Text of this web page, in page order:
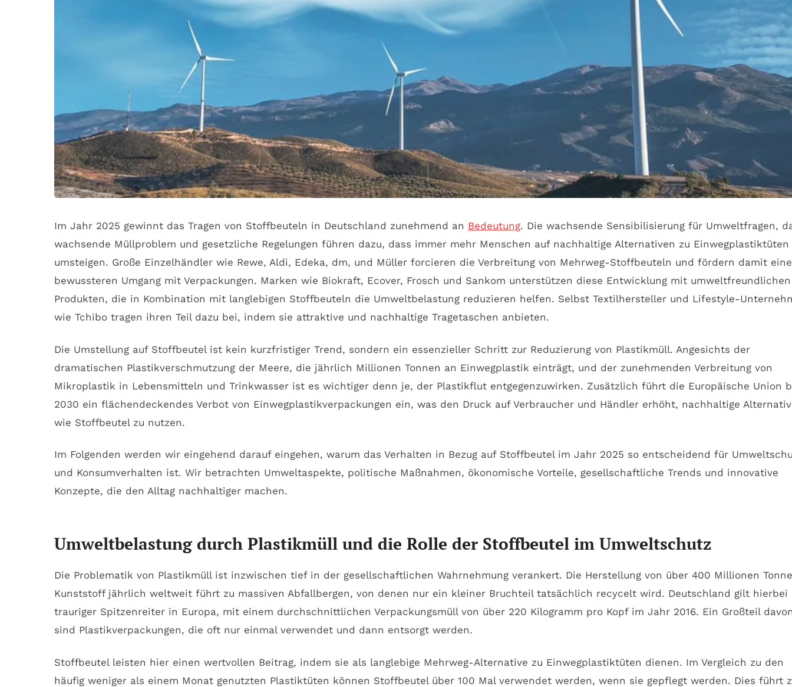
Im Jahr 2025 gewinnt das Tragen von Stoffbeuteln in Deutschland zunehmend an Bedeutung. Die wachsende Sensibilisierung für Umweltfragen,
wachsende Müllproblem und gesetzliche Regelungen führen dazu, dass immer mehr Menschen auf nachhaltige Alternativen zu Einwegplastiktüten
umsteigen. Große Einzelhändler wie Rewe, Aldi, Edeka, dm, und Müller forcieren die Verbreitung von Mehrweg-Stoffbeuteln und fördern damit
bewussteren Umgang mit Verpackungen. Marken wie Biokraft, Ecover, Frosch und Sankom unterstützen diese Entwicklung mit umweltfreundlichen
Produkten, die in Kombination mit langlebigen Stoffbeuteln die Umweltbelastung reduzieren helfen. Selbst Textilhersteller und Lifestyle-
wie Tchibo tragen ihren Teil dazu bei, indem sie attraktive und nachhaltige Tragetaschen anbieten.
Die Umstellung auf Stoffbeutel ist kein kurzfristiger Trend, sondern ein essenzieller Schritt zur Reduzierung von Plastikmüll. Angesichts der
dramatischen Plastikverschmutzung der Meere, die jährlich Millionen Tonnen an Einwegplastik einträgt, und der zunehmenden Verbreitung von
Mikroplastik in Lebensmitteln und Trinkwasser ist es wichtiger denn je, der Plastikflut entgegenzuwirken. Zusätzlich führt die Europäische Union
2030 ein flächendeckendes Verbot von Einwegplastikverpackungen ein, was den Druck auf Verbraucher und Händler erhöht, nachhaltige
wie Stoffbeutel zu nutzen.
Im Folgenden werden wir eingehend darauf eingehen, warum das Verhalten in Bezug auf Stoffbeutel im Jahr 2025 so entscheidend für
und Konsumverhalten ist. Wir betrachten Umweltaspekte, politische Maßnahmen, ökonomische Vorteile, gesellschaftliche Trends und innovative
Konzepte, die den Alltag nachhaltiger machen.
Umweltbelastung durch Plastikmüll und die Rolle der Stoffbeutel im Umweltschutz
Die Problematik von Plastikmüll ist inzwischen tief in der gesellschaftlichen Wahrnehmung verankert. Die Herstellung von über 400 Millionen
Kunststoff jährlich weltweit führt zu massiven Abfallbergen, von denen nur ein kleiner Bruchteil tatsächlich recycelt wird. Deutschland gilt hierbei
trauriger Spitzenreiter in Europa, mit einem durchschnittlichen Verpackungsmüll von über 220 Kilogramm pro Kopf im Jahr 2016. Ein Großteil
sind Plastikverpackungen, die oft nur einmal verwendet und dann entsorgt werden.
Stoffbeutel leisten hier einen wertvollen Beitrag, indem sie als langlebige Mehrweg-Alternative zu Einwegplastiktüten dienen. Im Vergleich zu den
häufig weniger als einem Monat genutzten Plastiktüten können Stoffbeutel über 100 Mal verwendet werden, wenn sie gepflegt werden. Dies führt